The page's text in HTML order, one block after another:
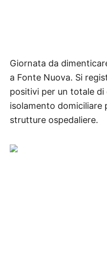
Giornata da
a Fonte Nuova. Si
positivi per un totale
isolamento domiciliare
strutture ospedaliere.